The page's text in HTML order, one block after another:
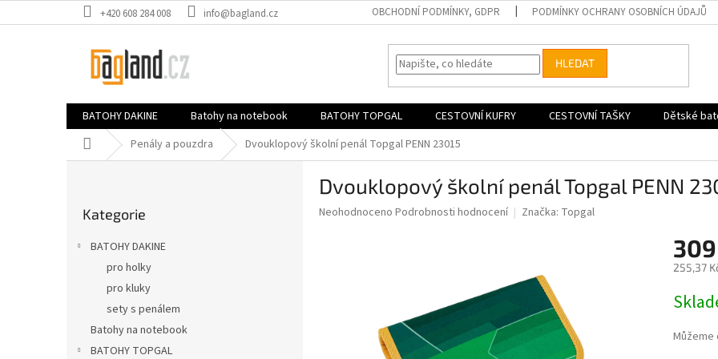
na
+420 608 284 008 info@bagland.cz OBCHODNÍ PODMÍNKY, GDPR PODMÍNKY OCHRANY OSOBNÍCH ÚDAJŮ
HLEDAT
BATOHY DAKINE Batohy na notebook BATOHY TOPGAL CESTOVNÍ KUFRY CESTOVNÍ TAŠKY Dětské
Domů Penály a pouzdra Dvouklopový školní penál Topgal PENN 23015
kategorie
Kategorie
BATOHY DAKINE
pro holky
pro kluky
sety s penálem
Batohy na notebook
BATOHY TOPGAL
Dvouklopový školní penál Topgal PENN
Průměrné
Neohodnoceno Podrobnosti hodnocení Značka: Topgal
255,37
cena:
Můžeme